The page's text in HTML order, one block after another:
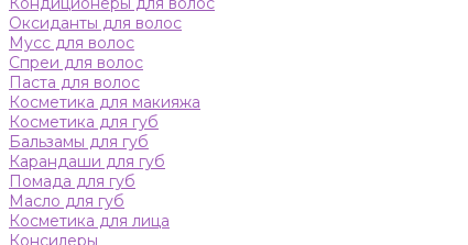
Оксиданты для волос
Мусс для волос
Спреи для волос
Паста для волос
Косметика для макияжа
Косметика для губ
Бальзамы для губ
Карандаши для губ
Помада для губ
Масло для губ
Косметика для лица
Консилеры